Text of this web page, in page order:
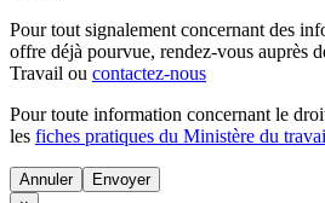
Pour tout signalement concernant des
offre déjà pourvue, rendez-vous auprès
Travail ou contactez-nous
Pour toute information concernant le
les fiches pratiques du Ministère du
Annuler